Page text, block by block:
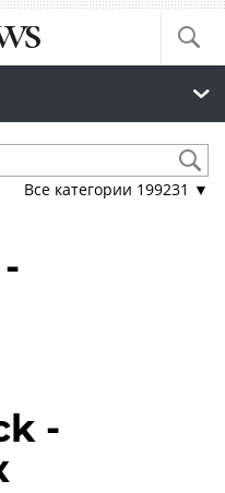
Все категории 199231 ▼
-